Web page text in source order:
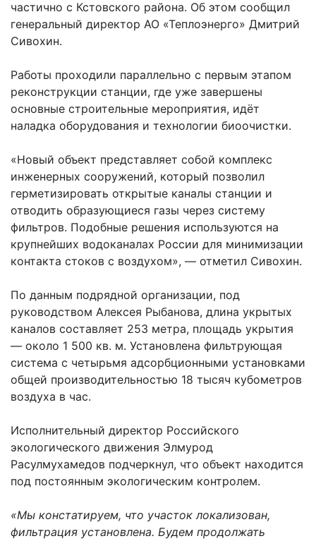
частично с Кстовского района. Об этом сообщил
генеральный директор АО «Теплоэнерго» Дмитрий
Сивохин.
Работы проходили параллельно с первым этапом
реконструкции станции, где уже завершены
основные строительные мероприятия, идёт
наладка оборудования и технологии биоочистки.
«Новый объект представляет собой комплекс
инженерных сооружений, который позволил
герметизировать открытые каналы станции и
отводить образующиеся газы через систему
фильтров. Подобные решения используются на
крупнейших водоканалах России для минимизации
контакта стоков с воздухом», — отметил Сивохин.
По данным подрядной организации, под
руководством Алексея Рыбанова, длина укрытых
каналов составляет 253 метра, площадь укрытия
— около 1 500 кв. м. Установлена фильтрующая
система с четырьмя адсорбционными установками
общей производительностью 18 тысяч кубометров
воздуха в час.
Исполнительный директор Российского
экологического движения Элмурод
Расулмухамедов подчеркнул, что объект находится
под постоянным экологическим контролем.
«Мы констатируем, что участок локализован,
фильтрация установлена. Будем продолжать